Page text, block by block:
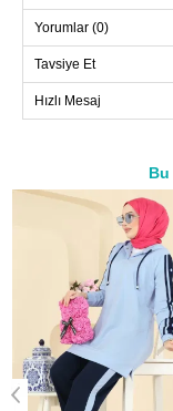
Beden
42
52
Yorumlar (0)
Tavsiye Et
Hızlı Mesaj
Bu
a>